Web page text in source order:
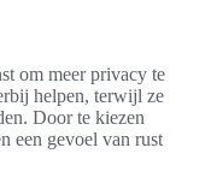
om meer privacy te
helpen, terwijl ze
Door te kiezen
een gevoel van rust